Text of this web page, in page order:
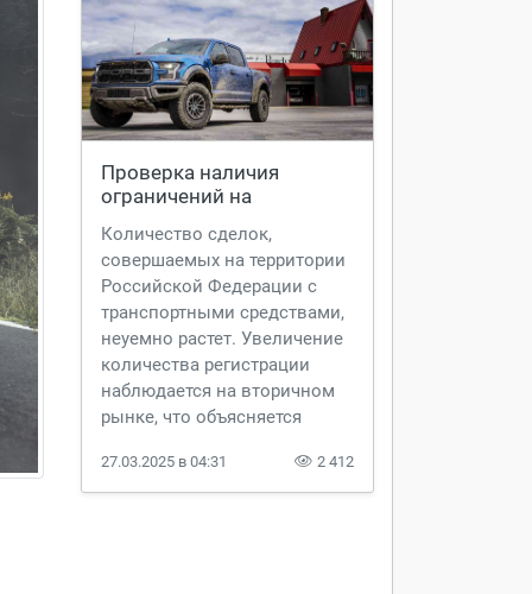
информацию, необходимо
получить данные в
нескольких базах. Если все
они подтвердят, что
приобретение машины было
законным, значит эту
машину можно покупать, не
опасаясь последствий.
Проверка наличия
ограничений на
Количество сделок,
совершаемых на территории
Российской Федерации с
транспортными средствами,
неуемно растет. Увеличение
количества регистрации
наблюдается на вторичном
рынке, что объясняется
бюрократических процедур.
Сама проверка наличия
27.03.2025 в 04:31 2 412